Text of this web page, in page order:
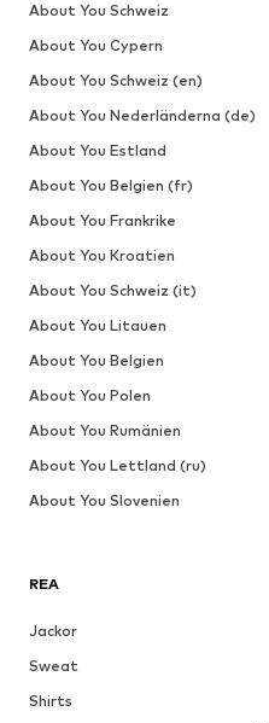
REA
Jackor
Sweat
Shirts
About You Schweiz
About You Cypern
About You Schweiz (en)
About You Nederländerna (de)
About You Estland
About You Belgien (fr)
About You Frankrike
About You Kroatien
About You Schweiz (it)
About You Litauen
About You Belgien
About You Polen
About You Rumänien
About You Lettland (ru)
About You Slovenien